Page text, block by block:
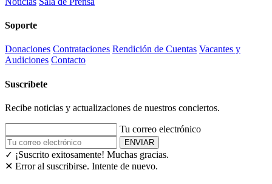
Soporte
Donaciones Contrataciones Rendición de Cuentas Vacantes y
Audiciones Contacto
Suscríbete
Recibe noticias y actualizaciones de nuestros conciertos.
Tu correo electrónico
ENVIAR
✓ ¡Suscrito exitosamente! Muchas gracias.
✕ Error al suscribirse. Intente de nuevo.